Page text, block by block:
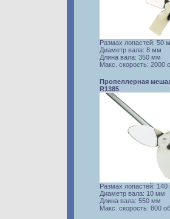
Размах лопастей: 50
Диаметр вала: 8 мм
Длина вала: 350 мм
Макс. скорость: 2000
Пропеллерная
R1385
Размах лопастей:
Диаметр вала: 10 мм
Длина вала: 550 мм
Макс. скорость: 800